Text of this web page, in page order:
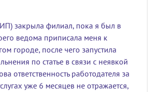
закрыла филиал, пока я был в
ведома приписала меня к
городе, после чего запустила
по статье в связи с неявкой
ответственность работодателя за
уже 6 месяцев не отражается,